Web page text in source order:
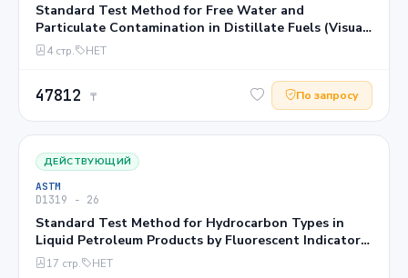
Standard Test Method for Free Water and
Particulate Contamination in Distillate Fuels (Visual
Inspection Procedures)1
4 стр. НЕТ
47812 ₸ По запросу
ДЕЙСТВУЮЩИЙ
ASTM
D1319 − 26
Standard Test Method for Hydrocarbon Types in
Liquid Petroleum Products by Fluorescent Indicator
Adsorption1
17 стр. НЕТ